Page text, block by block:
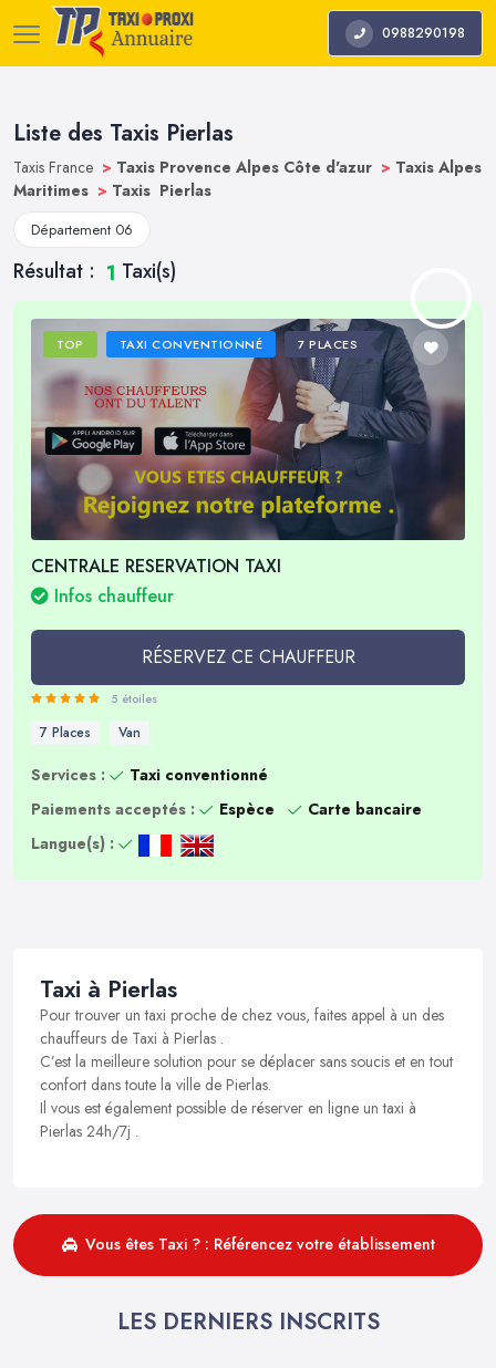
0988290198
Liste des Taxis Pierlas
Taxis France > Taxis Provence Alpes Côte d'azur > Taxis Alpes
Maritimes > Taxis Pierlas
Département 06
Résultat : 1 Taxi(s)
TOP TAXI CONVENTIONNÉ 7 PLACES
CENTRALE RESERVATION TAXI
Infos chauffeur
RÉSERVEZ CE CHAUFFEUR
5 étoiles
7 Places Van
Services :
Taxi conventionné
Paiements acceptés :
Espèce
Carte bancaire
Langue(s) :
Taxi à Pierlas
Pour trouver un taxi proche de chez vous, faites appel à un des
chauffeurs de Taxi à Pierlas .
C’est la meilleure solution pour se déplacer sans soucis et en tout
confort dans toute la ville de Pierlas.
Il vous est également possible de réserver en ligne un taxi à
Pierlas 24h/7j .
Vous êtes Taxi ? : Référencez votre établissement
LES DERNIERS INSCRITS